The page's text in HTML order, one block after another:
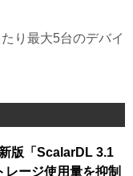
り最大5台のデバイ
版「ScalarDL 3.1
ージ使用量を抑制